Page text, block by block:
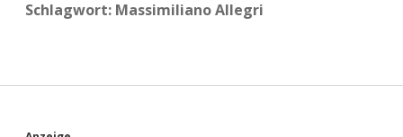
Schlagwort: Massimiliano Allegri